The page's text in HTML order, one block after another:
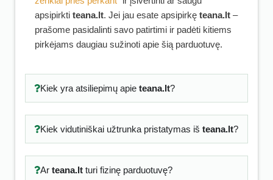
apsipirkti teana.lt. Jei jau esate apsipirkę teana.lt –
prašome pasidalinti savo patirtimi ir padėti kitiems
pirkėjams daugiau sužinoti apie šią parduotuvę.
Kiek yra atsiliepimų apie teana.lt?
Kiek vidutiniškai užtrunka pristatymas iš teana.lt?
Ar teana.ltturi fizinę parduotuvę?